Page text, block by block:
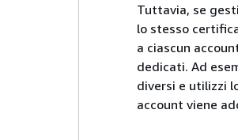
Tuttavia, se
lo stesso
a ciascun
dedicati. Ad
diversi e utilizzi
account viene